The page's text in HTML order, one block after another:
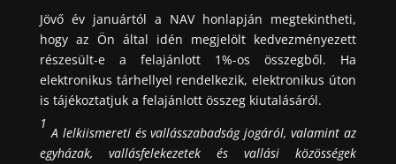
Jövő év januártól a NAV honlapján megtekintheti,
hogy az Ön által idén megjelölt kedvezményezett
részesült-e a felajánlott 1%-os összegből. Ha
elektronikus tárhellyel rendelkezik, elektronikus úton
is tájékoztatjuk a felajánlott összeg kiutalásáról.
1
A lelkiismereti és vallásszabadság jogáról, valamint az
egyházak, vallásfelekezetek és vallási közösségek